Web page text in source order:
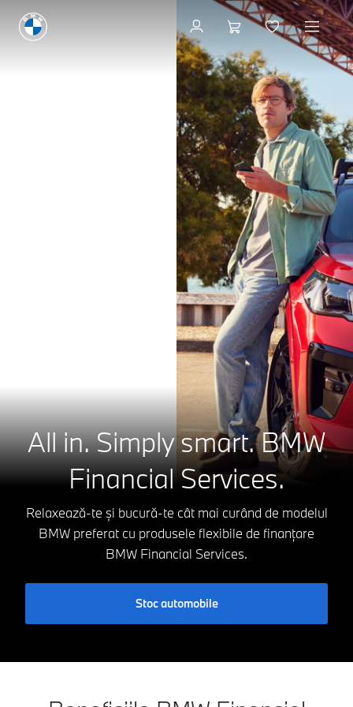
All in. Simply smart.BMW
Financial Services.
Relaxează-te și bucură-te cât mai curând de modelul
BMW preferat cu produsele flexibile de finanțare
BMW Financial Services.
Stoc automobile
Stoc automobile